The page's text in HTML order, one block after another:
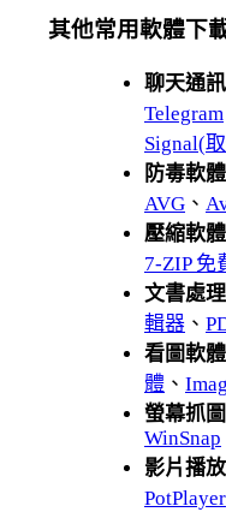
其他常用軟體下
聊天通訊
Telegram
Signal(
防毒軟體
AVG 、
壓縮軟體
7-ZIP 免
文書處理
輯器 、
看圖軟體
體 、
螢幕抓圖
WinSnap
影片播放
PotPlayer